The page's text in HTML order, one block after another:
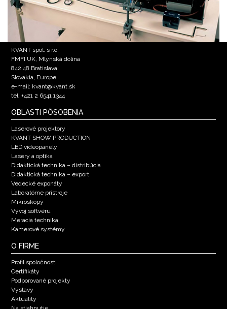
KVANT spol. s r.o.
FMFI UK, Mlynská dolina
842 48 Bratislava
Slovakia, Europe
e-mail: kvant@kvant.sk
tel: +421 2 6541 1344
OBLASTI PÔSOBENIA
Laserové projektory
KVANT SHOW PRODUCTION
LED videopanely
Lasery a optika
Didaktická technika – distribúcia
Didaktická technika – export
Vedecké exponáty
Laboratórne prístroje
Mikroskopy
Vývoj softvéru
Meracia technika
Kamerové systémy
O FIRME
Profil spoločnosti
Certifikáty
Podporované projekty
Výstavy
Aktuality